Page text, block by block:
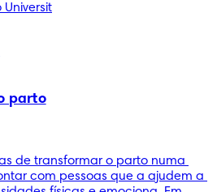
parto
de transformar o parto numa
com pessoas que a ajudem a